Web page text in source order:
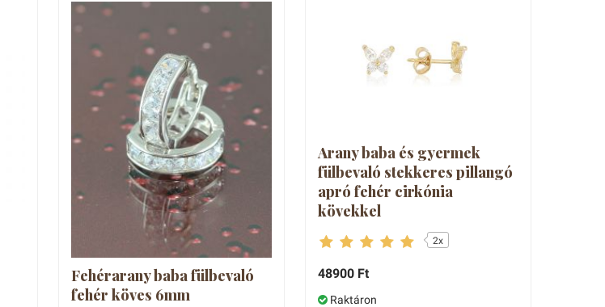
Fehérarany baba fülbevaló
fehér köves 6mm
Arany baba és gyermek
fülbevaló stekkeres pillangó
apró fehér cirkónia
kövekkel
2x
48900 Ft
Raktáron